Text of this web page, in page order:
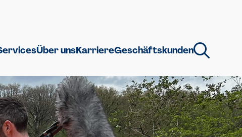
Über unsKarriereGeschäftskunden